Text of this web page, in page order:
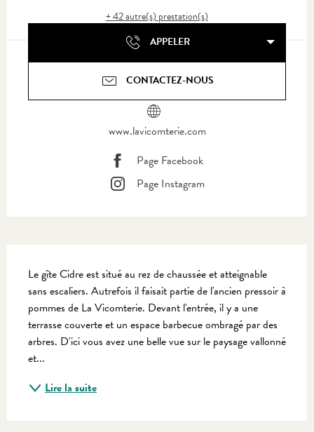
+ 42 autre(s) prestation(s)
APPELER
CONTACTEZ-NOUS
www.lavicomterie.com
Page Facebook
Page Instagram
Le gîte Cidre est situé au rez de chaussée et atteignable
sans escaliers. Autrefois il faisait partie de l'ancien pressoir à
pommes de La Vicomterie. Devant l'entrée, il y a une
terrasse couverte et un espace barbecue ombragé par des
arbres. D'ici vous avez une belle vue sur le paysage vallonné
et...
Lire la suite